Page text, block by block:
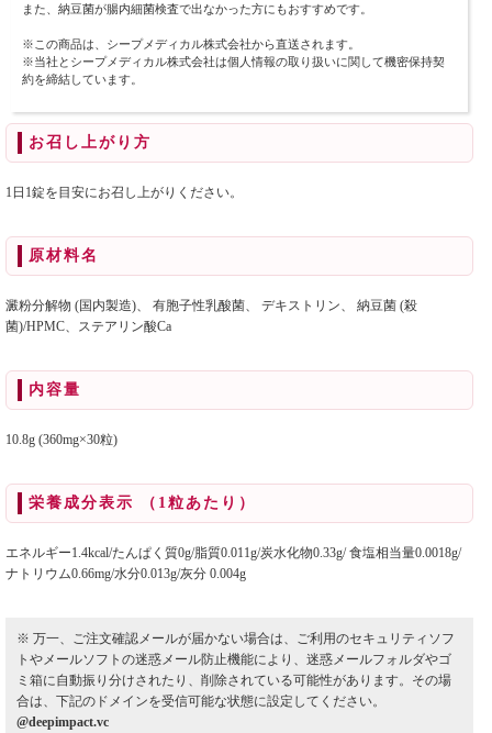
また、納豆菌が腸内細菌検査で出なかった方にもおすすめです。
※この商品は、シープメディカル株式会社から直送されます。
※当社とシープメディカル株式会社は個人情報の取り扱いに関して機密保持契
約を締結しています。
お召し上がり方
1日1錠を目安にお召し上がりください。
原材料名
澱粉分解物 (国内製造)、 有胞子性乳酸菌、 デキストリン、 納豆菌 (殺
菌)/HPMC、ステアリン酸Ca
内容量
10.8g (360mg×30粒)
栄養成分表示 （1粒あたり）
エネルギー1.4kcal/たんぱく質0g/脂質0.011g/炭水化物0.33g/ 食塩相当量0.0018g/
ナトリウム0.66mg/水分0.013g/灰分 0.004g
※ 万一、ご注文確認メールが届かない場合は、ご利用のセキュリティソフ
トやメールソフトの迷惑メール防止機能により、迷惑メールフォルダやゴ
ミ箱に自動振り分けされたり、削除されている可能性があります。その場
合は、下記のドメインを受信可能な状態に設定してください。
@deepimpact.vc